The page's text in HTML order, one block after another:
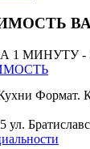
1 МИНУТУ -
Формат.
ул.